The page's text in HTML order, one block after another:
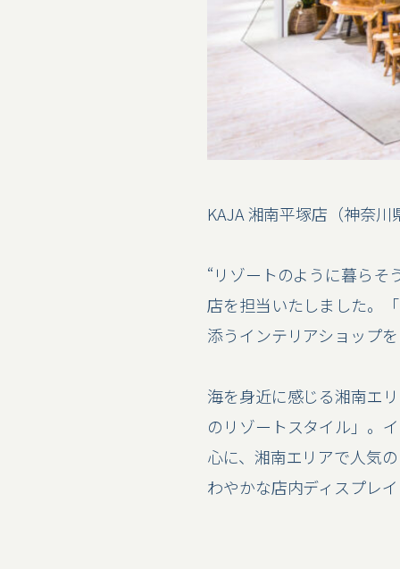
KAJA 湘南平塚店（神奈川
“リゾートのように暮らそ
店を担当いたしました。
添うインテリアショップを
海を身近に感じる湘南エ
のリゾートスタイル」。
心に、湘南エリアで人気
わやかな店内ディスプレ